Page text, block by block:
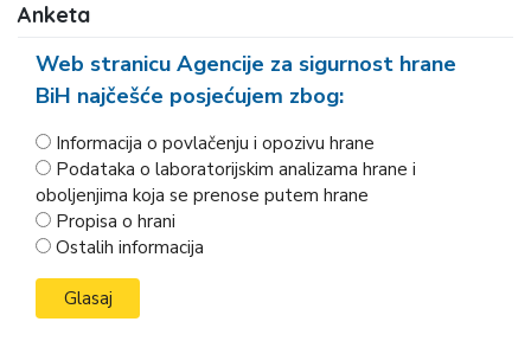
Anketa
Web stranicu Agencije za sigurnost hrane
BiH najčešće posjećujem zbog:
Informacija o povlačenju i opozivu hrane
Podataka o laboratorijskim analizama hrane i
oboljenjima koja se prenose putem hrane
Propisa o hrani
Ostalih informacija